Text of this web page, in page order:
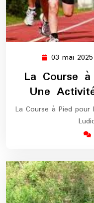
03 mai 2025
La Course
Une
La Course à Pied